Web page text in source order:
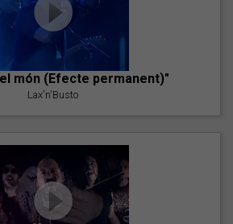
món (Efecte permanent)"
Lax'n'Busto